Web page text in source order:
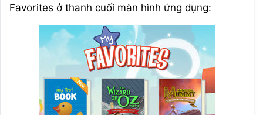
Favorites ở thanh cuối màn hình ứng dụng: